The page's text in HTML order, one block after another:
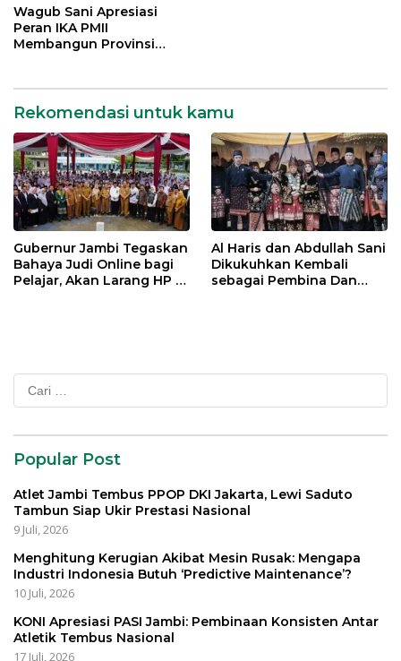
Wagub Sani Apresiasi
Peran IKA PMII
Membangun Provinsi
Rekomendasi untuk kamu
Gubernur Jambi Tegaskan
Bahaya Judi Online bagi
Pelajar, Akan Larang HP di
Al Haris dan Abdullah Sani
Dikukuhkan Kembali
sebagai Pembina Dan
Cari
untuk:
Popular Post
Atlet Jambi Tembus PPOP DKI Jakarta, Lewi Saduto
Tambun Siap Ukir Prestasi Nasional
9 Juli, 2026
Menghitung Kerugian Akibat Mesin Rusak: Mengapa
Industri Indonesia Butuh ‘Predictive Maintenance’?
10 Juli, 2026
KONI Apresiasi PASI Jambi: Pembinaan Konsisten Antar
Atletik Tembus Nasional
17 Juli, 2026